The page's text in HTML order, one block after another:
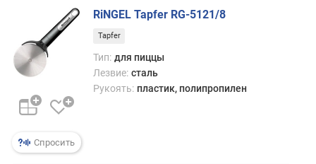
е
ш
е
в
ы
п
Спросить
RiNGEL Tapfer RG-5121/8
Tapfer
Тип: для пиццы
Лезвие: сталь
Рукоять: пластик, полипропилен